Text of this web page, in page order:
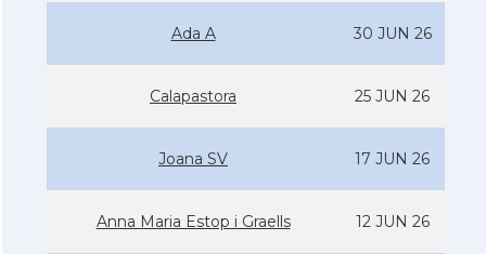
Ada A 30 JUN 26
Calapastora 25 JUN 26
Joana SV 17 JUN 26
Anna Maria Estop i Graells 12 JUN 26